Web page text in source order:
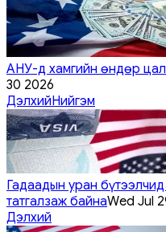
АНУ-д хамгийн өндөр
30 2026
ДэлхийНийгэм
Гадаадын уран
татгалзаж байнаWed Jul
Дэлхий